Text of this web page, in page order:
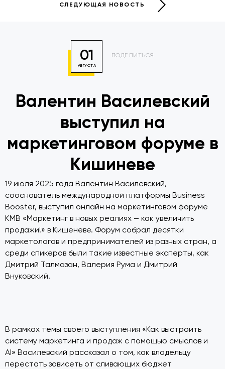
СЛЕДУЮЩАЯ НОВОСТЬ
01
АВГУСТА
ПОДЕЛИТЬСЯ
Валентин Василевский
выступил на
маркетинговом форуме в
Кишиневе
19 июля 2025 года Валентин Василевский,
сооснователь международной платформы Business
Booster, выступил онлайн на маркетинговом форуме
KMB «Маркетинг в новых реалиях — как увеличить
продажи!» в Кишеневе. Форум собрал десятки
маркетологов и предпринимателей из разных стран, а
среди спикеров были такие известные эксперты, как
Дмитрий Талмазан, Валерия Рума и Дмитрий
Внуковский.
В рамках темы своего выступления «Как выстроить
систему маркетинга и продаж с помощью смыслов и
AI» Василевский рассказал о том, как владельцу
перестать зависеть от сливающих бюджет